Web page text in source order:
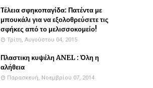
Τέλεια σφηκοπαγίδα: Πατέντα με
μπουκάλι για να εξολοθρεύσετε τις
σφήκες από το μελισσοκομείο!
Τρίτη, Αυγούστου 04, 2015
Πλαστικη κυψέλη ANEL : Όλη η
αλήθεια
Παρασκευή, Νοεμβρίου 07, 2014